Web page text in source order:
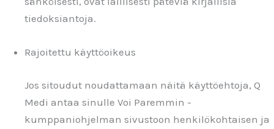
tiedoksiantoja.
Rajoitettu käyttöoikeus
Jos sitoudut noudattamaan näitä käyttöehtoja, Q
Medi antaa sinulle Voi Paremmin -
kumppaniohjelman sivustoon henkilökohtaisen ja